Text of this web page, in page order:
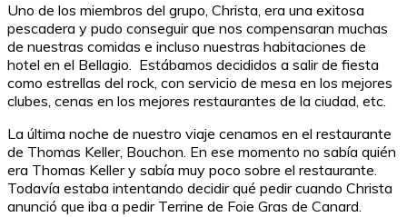
Uno de los miembros del grupo, Christa, era una exitosa
pescadera y pudo conseguir que nos compensaran muchas
de nuestras comidas e incluso nuestras habitaciones de
hotel en el Bellagio. Estábamos decididos a salir de fiesta
como estrellas del rock, con servicio de mesa en los mejores
clubes, cenas en los mejores restaurantes de la ciudad, etc.
La última noche de nuestro viaje cenamos en el restaurante
de Thomas Keller, Bouchon. En ese momento no sabía quién
era Thomas Keller y sabía muy poco sobre el restaurante.
Todavía estaba intentando decidir qué pedir cuando Christa
anunció que iba a pedir Terrine de Foie Gras de Canard.